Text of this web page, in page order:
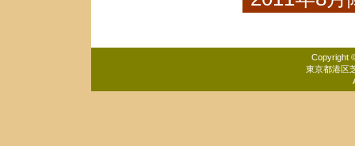
Copyright
東京都港区